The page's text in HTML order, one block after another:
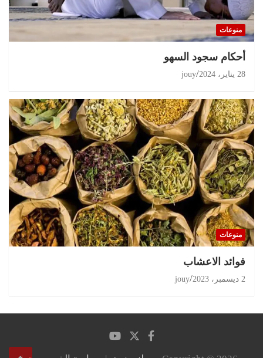
منوعات
أحكام سجود السهو
28 يناير، 2024 jouy
منوعات
‏فوائد الاعشاب
2 ديسمبر، 2023 jouy